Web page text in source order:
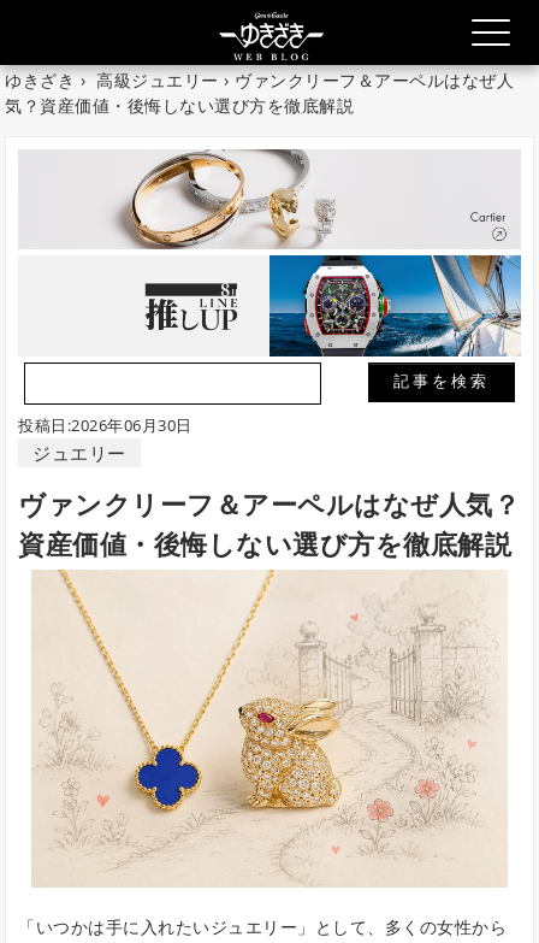
ゆきざき›高級ジュエリー› ヴァンクリーフ＆アーペルはなぜ人
気？資産価値・後悔しない選び方を徹底解説
投稿日:2026年06月30日
ジュエリー
ヴァンクリーフ＆アーペルはなぜ人気？
資産価値・後悔しない選び方を徹底解説
「いつかは手に入れたいジュエリー」として、多くの女性から